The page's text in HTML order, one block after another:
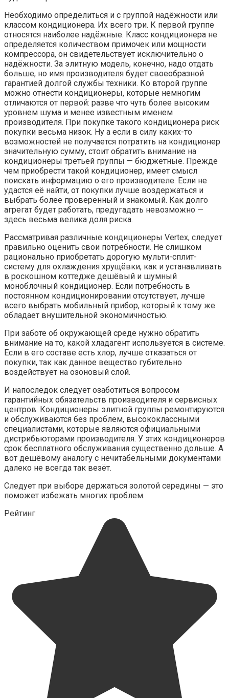
Необходимо определиться и с группой надёжности или
классом кондиционера. Их всего три. К первой группе
относятся наиболее надёжные. Класс кондиционера не
определяется количеством примочек или мощности
компрессора, он свидетельствует исключительно о
надёжности. За элитную модель, конечно, надо отдать
больше, но имя производителя будет своеобразной
гарантией долгой службы техники. Ко второй группе
можно отнести кондиционеры, которые немногим
отличаются от первой: разве что чуть более высоким
уровнем шума и менее известным именем
производителя. При покупке такого кондиционера риск
покупки весьма низок. Ну а если в силу каких-то
возможностей не получается потратить на кондиционер
значительную сумму, стоит обратить внимание на
кондиционеры третьей группы — бюджетные. Прежде
чем приобрести такой кондиционер, имеет смысл
поискать информацию о его производителе. Если не
удастся её найти, от покупки лучше воздержаться и
выбрать более проверенный и знакомый. Как долго
агрегат будет работать, предугадать невозможно —
здесь весьма велика доля риска.
Рассматривая различные кондиционеры Vertex, следует
правильно оценить свои потребности. Не слишком
рационально приобретать дорогую мульти-сплит-
систему для охлаждения хрущёвки, как и устанавливать
в роскошном коттедже дешёвый и шумный
моноблочный кондиционер. Если потребность в
постоянном кондиционировании отсутствует, лучше
всего выбрать мобильный прибор, который к тому же
обладает внушительной экономичностью.
При заботе об окружающей среде нужно обратить
внимание на то, какой хладагент используется в системе.
Если в его составе есть хлор, лучше отказаться от
покупки, так как данное вещество губительно
воздействует на озоновый слой.
И напоследок следует озаботиться вопросом
гарантийных обязательств производителя и сервисных
центров. Кондиционеры элитной группы ремонтируются
и обслуживаются без проблем, высококлассными
специалистами, которые являются официальными
дистрибьюторами производителя. У этих кондиционеров
срок бесплатного обслуживания существенно дольше. А
вот дешёвому аналогу с нечитабельными документами
далеко не всегда так везёт.
Следует при выборе держаться золотой середины — это
поможет избежать многих проблем.
Рейтинг